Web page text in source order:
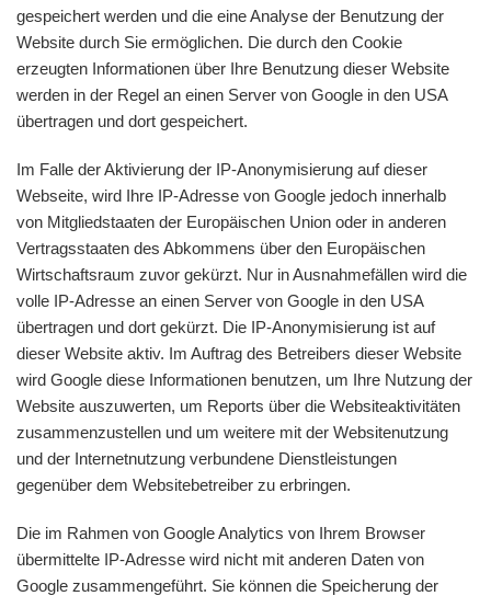
gespeichert werden und die eine Analyse der Benutzung der
Website durch Sie ermöglichen. Die durch den Cookie
erzeugten Informationen über Ihre Benutzung dieser Website
werden in der Regel an einen Server von Google in den USA
übertragen und dort gespeichert.
Im Falle der Aktivierung der IP-Anonymisierung auf dieser
Webseite, wird Ihre IP-Adresse von Google jedoch innerhalb
von Mitgliedstaaten der Europäischen Union oder in anderen
Vertragsstaaten des Abkommens über den Europäischen
Wirtschaftsraum zuvor gekürzt. Nur in Ausnahmefällen wird die
volle IP-Adresse an einen Server von Google in den USA
übertragen und dort gekürzt. Die IP-Anonymisierung ist auf
dieser Website aktiv. Im Auftrag des Betreibers dieser Website
wird Google diese Informationen benutzen, um Ihre Nutzung der
Website auszuwerten, um Reports über die Websiteaktivitäten
zusammenzustellen und um weitere mit der Websitenutzung
und der Internetnutzung verbundene Dienstleistungen
gegenüber dem Websitebetreiber zu erbringen.
Die im Rahmen von Google Analytics von Ihrem Browser
übermittelte IP-Adresse wird nicht mit anderen Daten von
Google zusammengeführt. Sie können die Speicherung der